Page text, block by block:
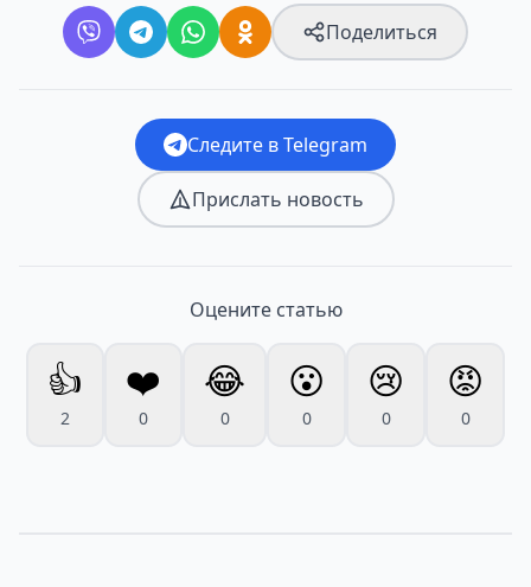
Поделиться
Следите в Telegram
Прислать новость
Оцените статью
👍
2
❤️
0
😂
0
😮
0
😢
0
😡
0